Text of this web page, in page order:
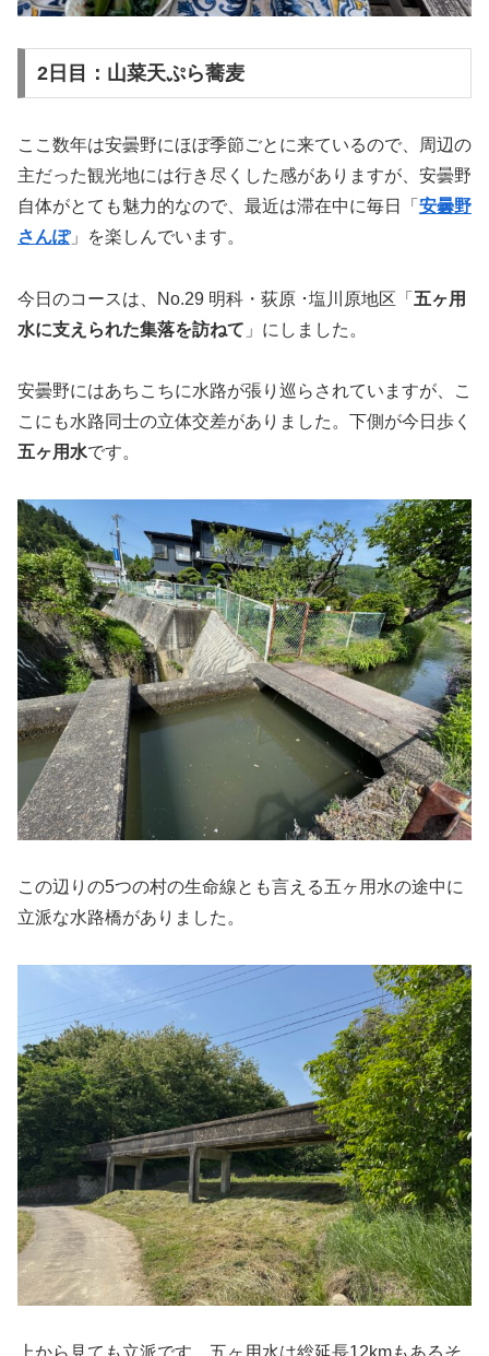
2日目：山菜天ぷら蕎麦
ここ数年は安曇野にほぼ季節ごとに来ているので、周辺の
主だった観光地には行き尽くした感がありますが、安曇野
自体がとても魅力的なので、最近は滞在中に毎日「 安曇野
さんぽ」を楽しんでいます。
今日のコースは、No.29 明科・荻原 ･塩川原地区「 五ヶ用
水に支えられた集落を訪ねて 」にしました。
安曇野にはあちこちに水路が張り巡らされていますが、こ
こにも水路同士の立体交差がありました。下側が今日歩く
五ヶ用水です。
この辺りの5つの村の生命線とも言える五ヶ用水の途中に
立派な水路橋がありました。
上から見ても立派です。五ヶ用水は総延長12kmもあるそ